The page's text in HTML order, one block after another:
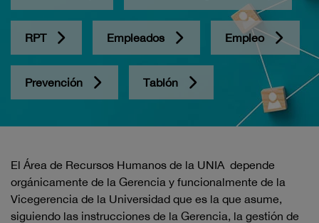
RPT Empleados Empleo
Prevención Tablón
El Área de Recursos Humanos de la UNIA depende
orgánicamente de la Gerencia y funcionalmente de la
Vicegerencia de la Universidad que es la que asume,
siguiendo las instrucciones de la Gerencia, la gestión de